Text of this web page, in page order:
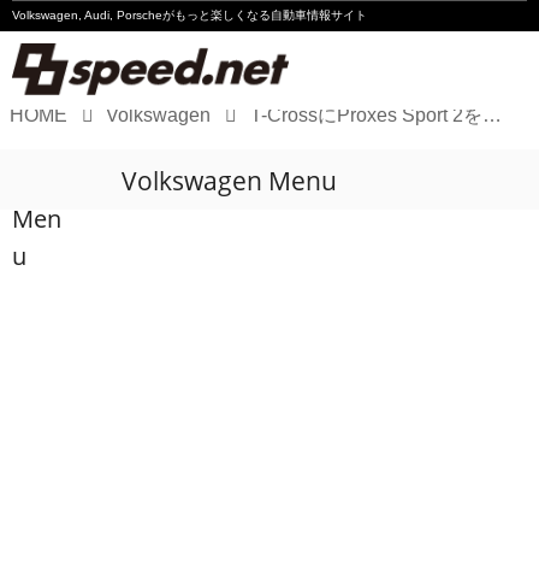
Volkswagen, Audi, Porscheがもっと楽しくなる自動車情報サイト
Audi
HOME Volkswagen T-CrossにProxes Sport 2を履かせてみた〜Part1
Men
u
Volkswagen Menu